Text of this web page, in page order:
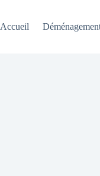
Accueil